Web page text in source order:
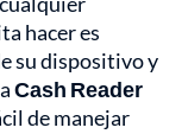
hacer es
su dispositivo y
Cash Reader
de manejar